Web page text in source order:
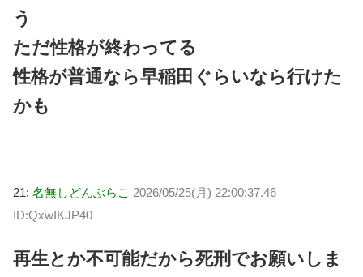
う
ただ性格が終わってる
性格が普通なら早稲田ぐらいなら行けた
かも
21: 名無しどんぶらこ 2026/05/25(月) 22:00:37.46
ID:QxwIKJP40
再生とか不可能だから死刑でお願いしま